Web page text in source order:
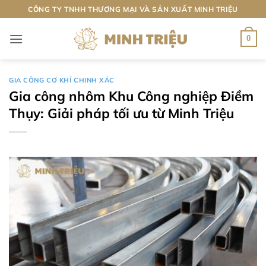
qua
nội
CÔNG TY TNHH THƯƠNG MẠI VÀ SẢN XUẤT MINH TRIỆU
0
GIA CÔNG CƠ KHÍ CHINH XÁC
Gia công nhôm Khu Công nghiệp Điềm
Thụy: Giải pháp tối ưu từ Minh Triệu